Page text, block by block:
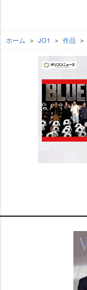
ホーム JO1 作品